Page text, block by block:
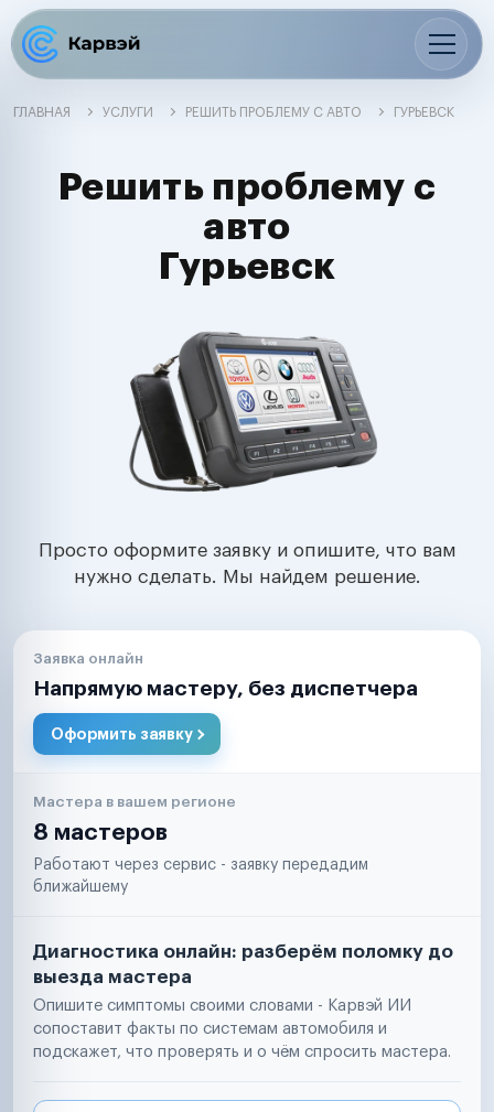
ГЛАВНАЯ УСЛУГИ РЕШИТЬ ПРОБЛЕМУ С АВТО ГУРЬЕВСК
Решить проблему с
авто
Гурьевск
Просто оформите заявку и опишите, что вам
нужно сделать. Мы найдем решение.
Заявка онлайн
Напрямую мастеру, без диспетчера
Оформить заявку
Мастера в вашем регионе
8 мастеров
Работают через сервис - заявку передадим
ближайшему
Диагностика онлайн: разберём поломку до
выезда мастера
Опишите симптомы своими словами - Карвэй ИИ
сопоставит факты по системам автомобиля и
подскажет, что проверять и о чём спросить мастера.